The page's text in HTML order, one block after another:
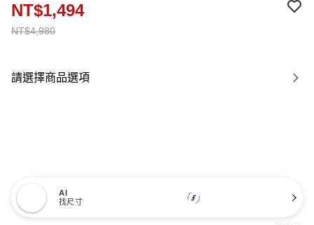
NT$4,980
NT$1,494
請選擇商品選項
AI
找尺寸